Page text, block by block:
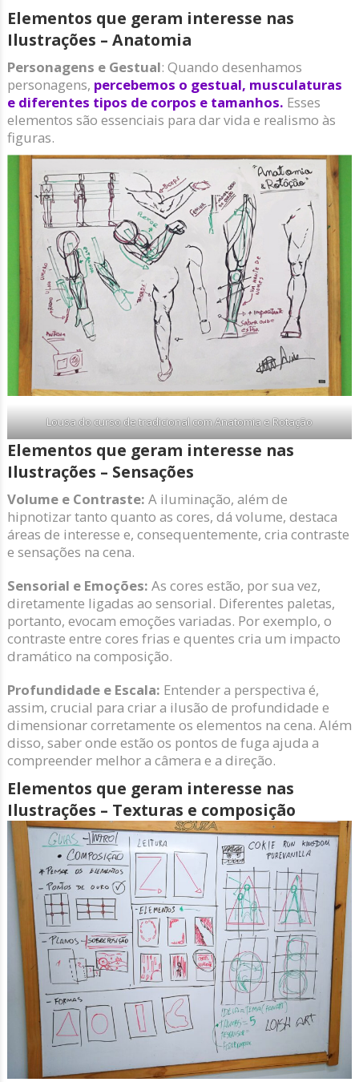
Elementos que geram interesse nas
Ilustrações – Anatomia
Personagens e Gestual: Quando desenhamos
personagens, percebemos o gestual, musculaturas
e diferentes tipos de corpos e tamanhos. Esses
elementos são essenciais para dar vida e realismo às
figuras.
Lousa do curso de tradicional com Anatomia e Rotação
Elementos que geram interesse nas
Ilustrações – Sensações
Volume e Contraste: A iluminação, além de
hipnotizar tanto quanto as cores, dá volume, destaca
áreas de interesse e, consequentemente, cria contraste
e sensações na cena.
Sensorial e Emoções: As cores estão, por sua vez,
diretamente ligadas ao sensorial. Diferentes paletas,
portanto, evocam emoções variadas. Por exemplo, o
contraste entre cores frias e quentes cria um impacto
dramático na composição.
Profundidade e Escala: Entender a perspectiva é,
assim, crucial para criar a ilusão de profundidade e
dimensionar corretamente os elementos na cena. Além
disso, saber onde estão os pontos de fuga ajuda a
compreender melhor a câmera e a direção.
Elementos que geram interesse nas
Ilustrações – Texturas e composição